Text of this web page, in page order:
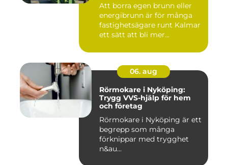
Att borra egen brunn eller
energibrunn är för många
fastighetsägare runt Kalmar
ett sätt att bli mer...
06. aug
Rörmokare i Nyköping:
Trygg VVS-hjälp för hem
och företag
Rörmokare i Nyköping är ett
begrepp som många
förknippar med trygghet
n&au...